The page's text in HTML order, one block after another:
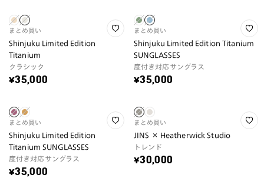
まとめ買い
Shinjuku Limited Edition
Titanium
クラシック
¥35,000
まとめ買い
Shinjuku Limited Edition Titanium
SUNGLASSES
度付き対応サングラス
¥35,000
まとめ買い
Shinjuku Limited Edition
Titanium SUNGLASSES
度付き対応サングラス
¥35,000
まとめ買い
JINS × Heatherwick Studio
トレンド
¥30,000